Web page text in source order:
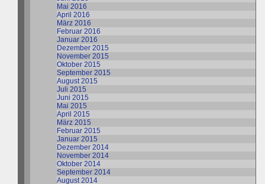
Mai 2016
April 2016
März 2016
Februar 2016
Januar 2016
Dezember 2015
November 2015
Oktober 2015
September 2015
August 2015
Juli 2015
Juni 2015
Mai 2015
April 2015
März 2015
Februar 2015
Januar 2015
Dezember 2014
November 2014
Oktober 2014
September 2014
August 2014